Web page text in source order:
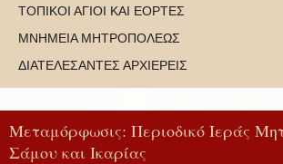
ΤΟΠΙΚΟΙ ΑΓΙΟΙ ΚΑΙ ΕΟΡΤΕΣ
ΜΝΗΜΕΙΑ ΜΗΤΡΟΠΟΛΕΩΣ
ΔΙΑΤΕΛΕΣΑΝΤΕΣ ΑΡΧΙΕΡΕΙΣ
Μεταμόρφωσις: Περιοδικό Ιεράς
Σάμου και Ικαρίας